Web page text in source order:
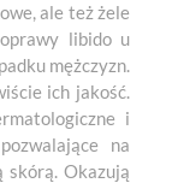
ale też żele
libido u
mężczyzn.
ich jakość.
i
na
skórą. Okazują